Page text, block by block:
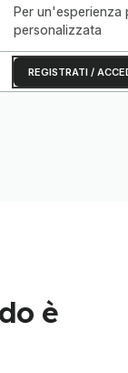
Per un'esperienza
personalizzata
REGISTRATI /
è